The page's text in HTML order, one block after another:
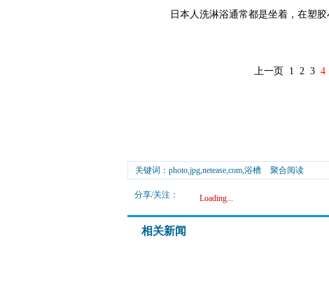
日本人洗淋浴通常都是坐着，在塑胶
上一页 1 2 3 4
关键词：photo,jpg,netease,com,浴槽 聚合阅读
分享/关注： Loading...
相关新闻